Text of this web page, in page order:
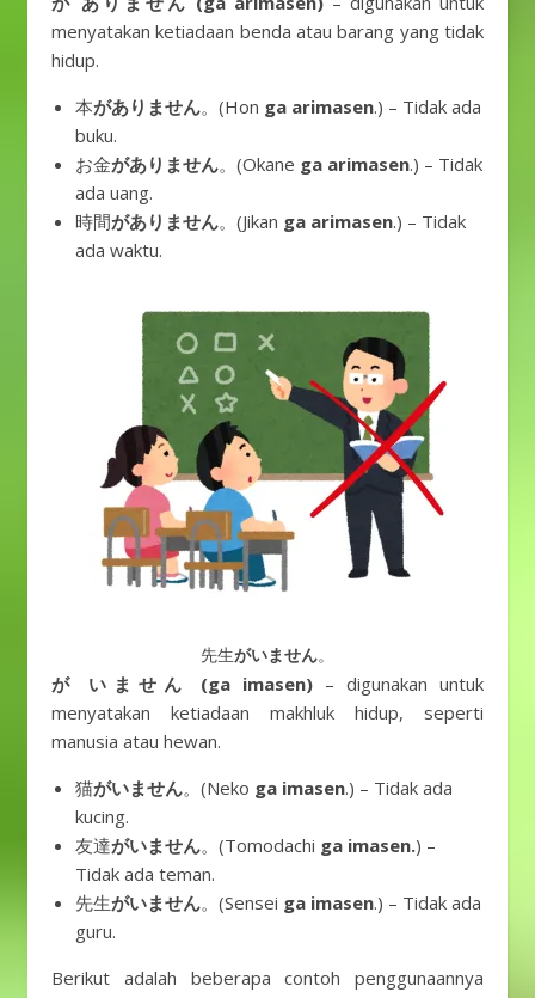
menyatakan ketiadaan benda atau barang yang tidak
hidup.
本がありません。(Hon ga arimasen.) – Tidak ada
buku.
お金がありません。(Okane ga arimasen.) – Tidak
ada uang.
時間がありません。(Jikan ga arimasen.) – Tidak
ada waktu.
先生がいません。
が いません (ga imasen) – digunakan untuk
menyatakan ketiadaan makhluk hidup, seperti
manusia atau hewan.
猫がいません。(Neko ga imasen.) – Tidak ada
kucing.
友達がいません。(Tomodachi ga imasen.) –
Tidak ada teman.
先生がいません。(Sensei ga imasen.) – Tidak ada
guru.
Berikut adalah beberapa contoh penggunaannya